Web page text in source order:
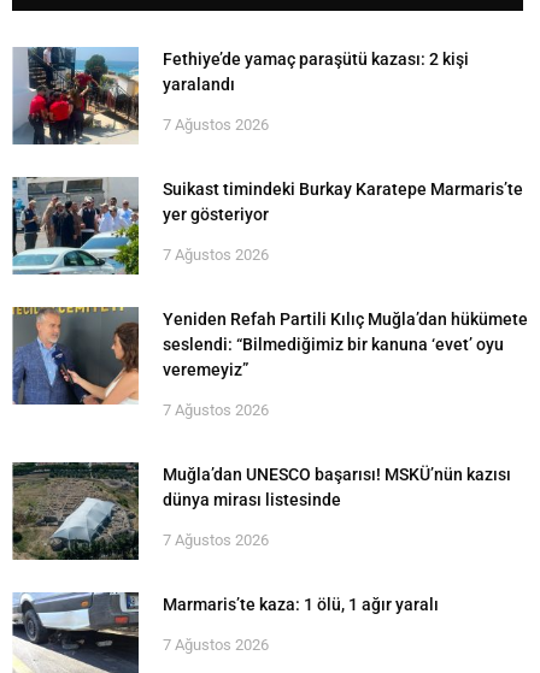
Fethiye’de yamaç paraşütü kazası: 2 kişi
yaralandı
7 Ağustos 2026
Suikast timindeki Burkay Karatepe Marmaris’te
yer gösteriyor
7 Ağustos 2026
Yeniden Refah Partili Kılıç Muğla’dan hükümete
seslendi: “Bilmediğimiz bir kanuna ‘evet’ oyu
veremeyiz”
7 Ağustos 2026
Muğla’dan UNESCO başarısı! MSKÜ’nün kazısı
dünya mirası listesinde
7 Ağustos 2026
Marmaris’te kaza: 1 ölü, 1 ağır yaralı
7 Ağustos 2026